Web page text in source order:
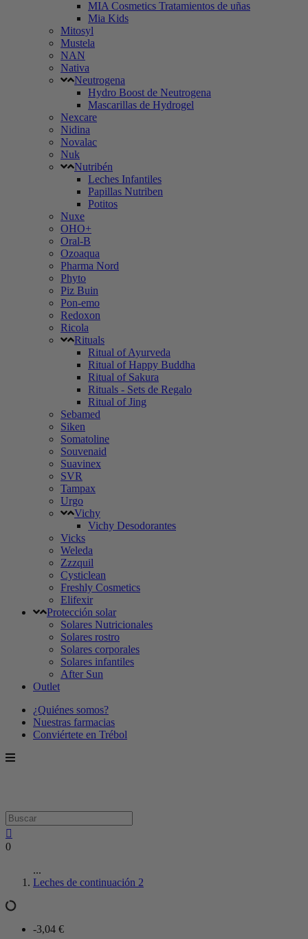
MIA Cosmetics Tratamientos de uñas
Mia Kids
Mitosyl
Mustela
NAN
Nativa
Neutrogena
Hydro Boost de Neutrogena
Mascarillas de Hydrogel
Nexcare
Nidina
Novalac
Nuk
Nutribén
Leches Infantiles
Papillas Nutriben
Potitos
Nuxe
OHO+
Oral-B
Ozoaqua
Pharma Nord
Phyto
Piz Buin
Pon-emo
Redoxon
Ricola
Rituals
Ritual of Ayurveda
Ritual of Happy Buddha
Ritual of Sakura
Rituals - Sets de Regalo
Ritual of Jing
Sebamed
Siken
Somatoline
Souvenaid
Suavinex
SVR
Tampax
Urgo
Vichy
Vichy Desodorantes
Vicks
Weleda
Zzzquil
Cysticlean
Freshly Cosmetics
Elifexir
Protección solar
Solares Nutricionales
Solares rostro
Solares corporales
Solares infantiles
After Sun
Outlet
¿Quiénes somos?
Nuestras farmacias
Conviértete en Trébol
0
...
Leches de continuación 2
-3,04 €